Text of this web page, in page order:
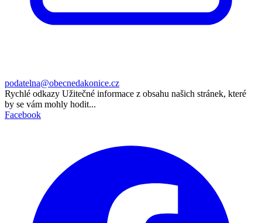
podatelna@obecnedakonice.cz
Rychlé odkazy Užitečné informace z obsahu našich stránek, které
by se vám mohly hodit...
Facebook